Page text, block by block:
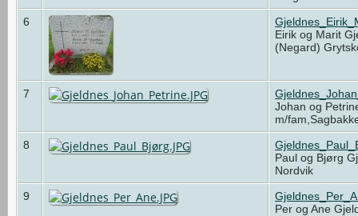
6
Eirik og Marit
(Negard)
7
Johan og
m/
8
Paul og Bjørg
Nordvik
9
Per og Ane